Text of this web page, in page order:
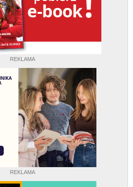
REKLAMA
REKLAMA